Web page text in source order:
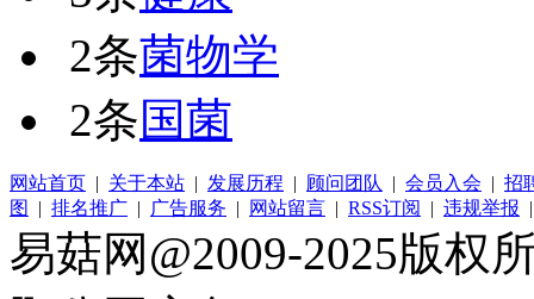
2条菌物学
2条国菌
网站首页 | 关于本站 | 发展历程 | 顾问团队 | 会员入会 | 招
图
| 排名推广 | 广告服务 | 网站留言 | RSS订阅 | 违规举报
易菇网@2009-2025版权